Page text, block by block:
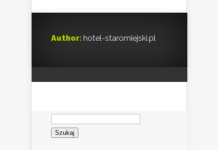
Author: hotel-staromiejski.pl
Szukaj: